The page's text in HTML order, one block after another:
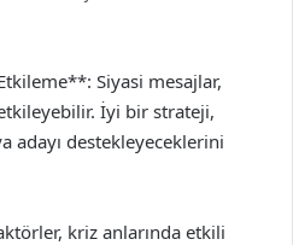
Siyasi mesajlar,
İyi bir strateji,
adayı destekleyeceklerini
kriz anlarında etkili